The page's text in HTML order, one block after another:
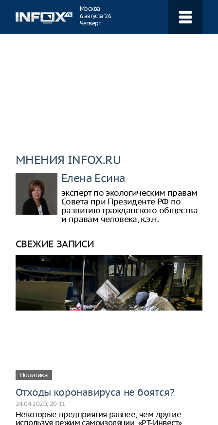
Москва
6 августа ‘26
Четверг
МНЕНИЯ INFOX.RU
Елена Есина
эксперт по экологическим правам
Совета при Президенте РФ по
развитию гражданского общества
и правам человека, к.э.н.
СВЕЖИЕ ЗАПИСИ
Политика
Отходы коронавируса не боятся?
24.04.2020, 20:11
Некоторые предприятия равнее, чем другие:
используя режим самоизоляции, «РТ-Инвест»